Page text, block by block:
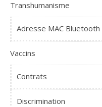
Transhumanisme
Adresse MAC Bluetooth
Vaccins
Contrats
Discrimination